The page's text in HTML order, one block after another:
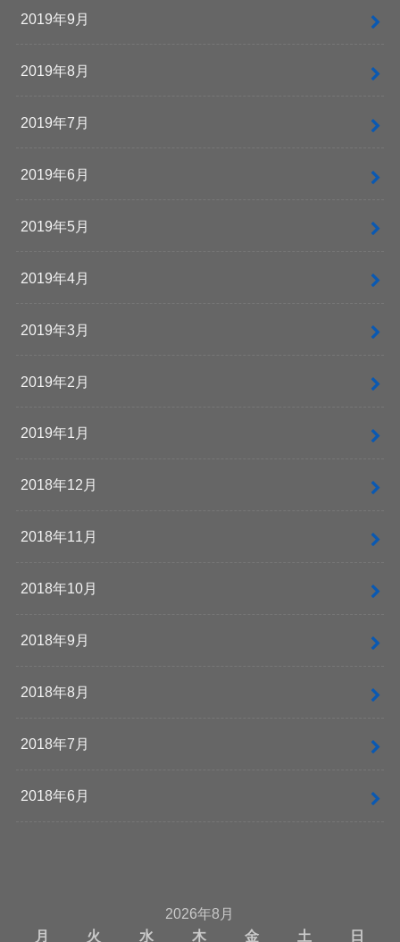
2019年9月
2019年8月
2019年7月
2019年6月
2019年5月
2019年4月
2019年3月
2019年2月
2019年1月
2018年12月
2018年11月
2018年10月
2018年9月
2018年8月
2018年7月
2018年6月
2026年8月
月
火 水 木 金 土 日